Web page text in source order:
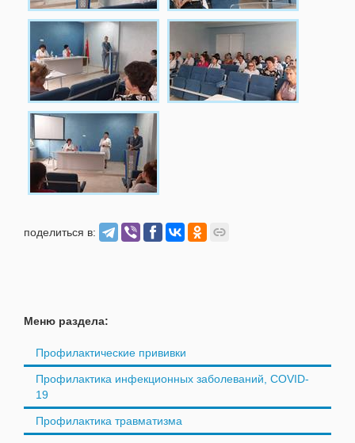
поделиться в:
Меню раздела:
Профилактические прививки
Профилактика инфекционных заболеваний, COVID-
19
Профилактика травматизма